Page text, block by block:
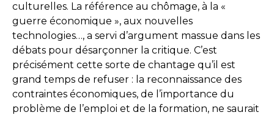
culturelles. La référence au chômage, à la «
guerre économique », aux nouvelles
technologies…, a servi d’argument massue dans les
débats pour désarçonner la critique. C’est
précisément cette sorte de chantage qu’il est
grand temps de refuser : la reconnaissance des
contraintes économiques, de l’importance du
problème de l’emploi et de la formation, ne saurait